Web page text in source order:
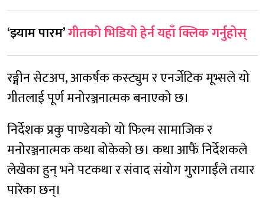
‘झ्याम पारम’गीतको भिडियो हेर्न यहाँ क्लिक गर्नुहोस्
रङ्गीन सेटअप, आकर्षक कस्ट्युम र एनर्जेटिक मूभ्सले यो
गीतलाई पूर्ण मनोरञ्जनात्मक बनाएको छ।
निर्देशक प्रकु पाण्डेयको यो फिल्म सामाजिक र
मनोरञ्जनात्मक कथा बोकेको छ। कथा आफैं निर्देशकले
लेखेका हुन् भने पटकथा र संवाद संयोग गुरागाईंले तयार
पारेका छन्।